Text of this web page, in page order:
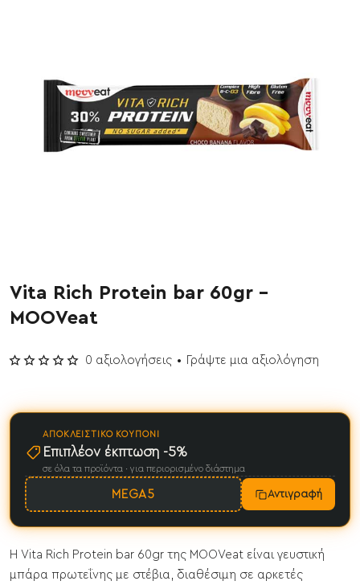
Vita Rich Protein bar 60gr -
MOOVeat
0 αξιολογήσεις • Γράψτε μια αξιολόγηση
ΑΠΟΚΛΕΙΣΤΙΚΌ ΚΟΥΠΌΝΙ
Επιπλέον έκπτωση -5%
σε όλα τα προϊόντα · για περιορισμένο διάστημα
MEGA5 Αντιγραφή
Η Vita Rich Protein bar 60gr της MOOVeat είναι γευστική
μπάρα πρωτεΐνης με στέβια, διαθέσιμη σε αρκετές